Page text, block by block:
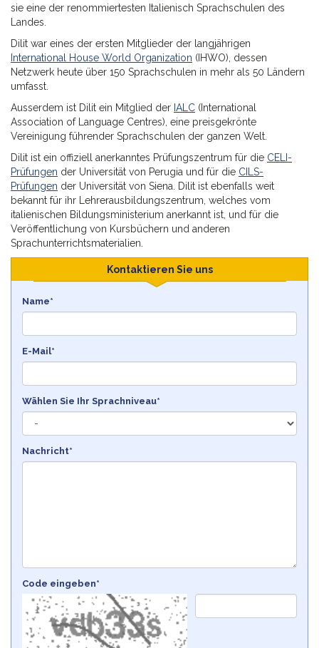
sie eine der renommiertesten Italienisch Sprachschulen des
Landes.
Dilit war eines der ersten Mitglieder der langjährigen
International House World Organization (IHWO), dessen
Netzwerk heute über 150 Sprachschulen in mehr als 50 Ländern
umfasst.
Ausserdem ist Dilit ein Mitglied der IALC (International
Association of Language Centres), eine preisgekrönte
Vereinigung führender Sprachschulen der ganzen Welt.
Dilit ist ein offiziell anerkanntes Prüfungszentrum für die CELI-
Prüfungen der Universität von Perugia und für die CILS-
Prüfungen der Universität von Siena. Dilit ist ebenfalls weit
bekannt für ihr Lehrerausbildungszentrum, welches vom
italienischen Bildungsministerium anerkannt ist, und für die
Veröffentlichung von Kursbüchern und anderen
Sprachunterrichtsmaterialien.
Kontaktieren Sie uns
Name*
E-Mail*
Wählen Sie Ihr Sprachniveau*
Nachricht*
Code eingeben*